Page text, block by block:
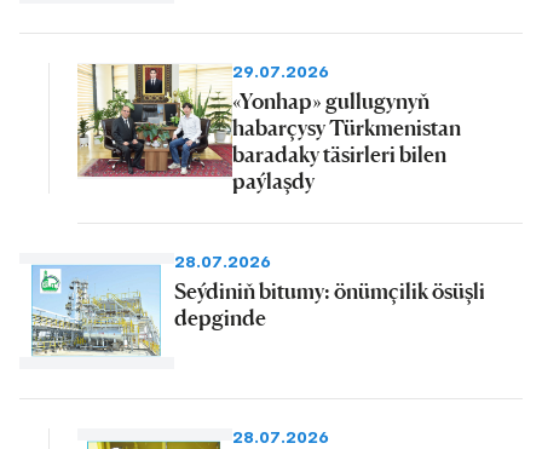
29.07.2026
«Yonhap» gullugynyň
habarçysy Türkmenistan
baradaky täsirleri bilen
paýlaşdy
28.07.2026
Seýdiniň bitumy: önümçilik ösüşli
depginde
28.07.2026